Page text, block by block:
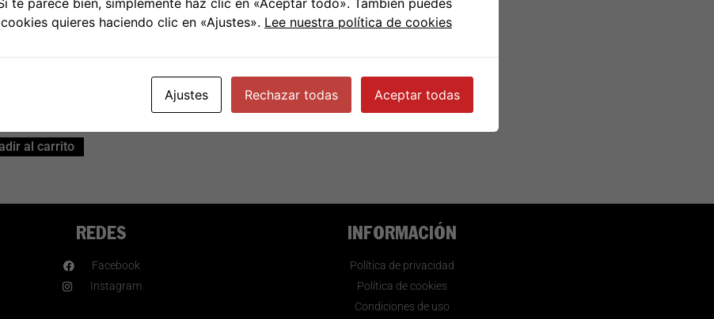
– Piztu da
al carrito
REDES
Facebook
Instagram
INFORMACIÓN
Política de privacidad
Política de cookies
Condiciones de uso
te parece bien, simplemente haz clic en «Aceptar todo». También puedes
quieres haciendo clic en «Ajustes». Lee nuestra política de cookies
Ajustes Rechazar todas Aceptar todas